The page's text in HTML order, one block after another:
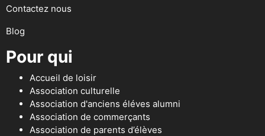
Contactez nous
Blog
Pour qui
Accueil de loisir
Association culturelle
Association d'anciens éléves alumni
Association de commerçants
Association de parents d’élèves